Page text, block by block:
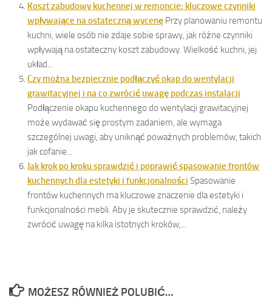
Koszt zabudowy kuchennej w remoncie: kluczowe czynniki
wpływające na ostateczną wycenę Przy planowaniu remontu
kuchni, wiele osób nie zdaje sobie sprawy, jak różne czynniki
wpływają na ostateczny koszt zabudowy. Wielkość kuchni, jej
układ...
Czy można bezpiecznie podłączyć okap do wentylacji
grawitacyjnej i na co zwrócić uwagę podczas instalacji
Podłączenie okapu kuchennego do wentylacji grawitacyjnej
może wydawać się prostym zadaniem, ale wymaga
szczególnej uwagi, aby uniknąć poważnych problemów, takich
jak cofanie...
Jak krok po kroku sprawdzić i poprawić spasowanie frontów
kuchennych dla estetyki i funkcjonalności Spasowanie
frontów kuchennych ma kluczowe znaczenie dla estetyki i
funkcjonalności mebli. Aby je skutecznie sprawdzić, należy
zwrócić uwagę na kilka istotnych kroków,...
MOŻESZ RÓWNIEŻ POLUBIĆ…